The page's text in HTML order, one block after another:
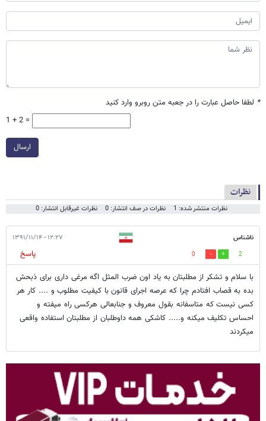
* لطفا حاصل عبارت را در جعبه متن روبرو وارد کنید
1 + 2 =
ارسال
نظرات
نظرات منتشر شده: 1 نظرات در صف انتشار: 0 نظرات غیرقابل انتشار: 0
ناشناس ۱۲:۲۷ - ۱۳۹۱/۱۱/۱۴
2
0
پاسخ
با سلام و تشکر از مطلبتان به یاد اون ضرب المثل اگه مرغی داری برای ذبحش
بده به قصاب افتادم چرا که عرصه اجرای قانون با کیفیت مطلوب و .... کار هر
کسی نیست که متاسفانه بقول معروف و جنابعالی هرکسی راه میفته و
احساس تکلیف میکنه و..... کاشکی همه داوطلبان از مطلبتان استفاده واقعی
میکردند